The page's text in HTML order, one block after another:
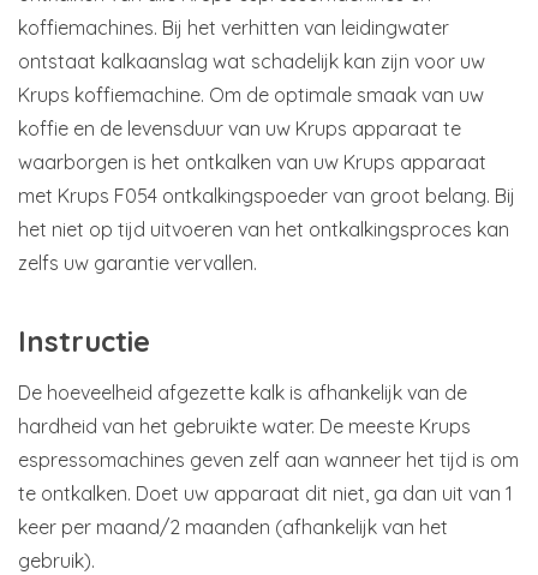
koffiemachines. Bij het verhitten van leidingwater
ontstaat kalkaanslag wat schadelijk kan zijn voor uw
Krups koffiemachine. Om de optimale smaak van uw
koffie en de levensduur van uw Krups apparaat te
waarborgen is het ontkalken van uw Krups apparaat
met Krups F054 ontkalkingspoeder van groot belang. Bij
het niet op tijd uitvoeren van het ontkalkingsproces kan
zelfs uw garantie vervallen.
Instructie
De hoeveelheid afgezette kalk is afhankelijk van de
hardheid van het gebruikte water. De meeste Krups
espressomachines geven zelf aan wanneer het tijd is om
te ontkalken. Doet uw apparaat dit niet, ga dan uit van 1
keer per maand/2 maanden (afhankelijk van het
gebruik).